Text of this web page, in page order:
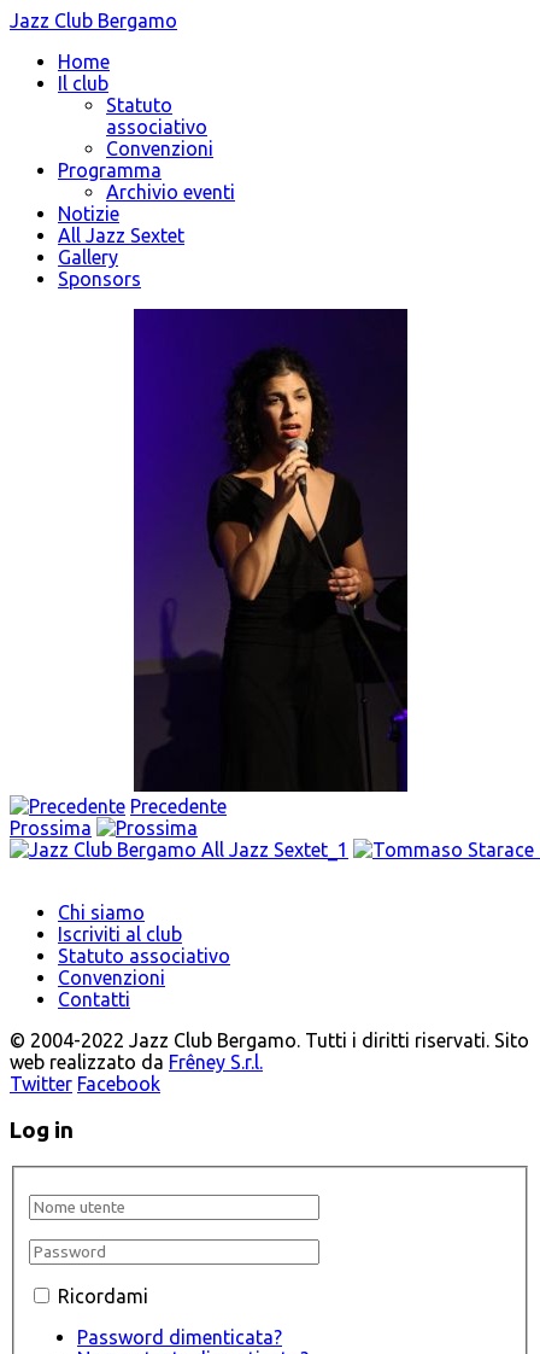
Jazz Club Bergamo
Home
Il club
Statuto
associativo
Convenzioni
Programma
Archivio eventi
Notizie
All Jazz Sextet
Gallery
Sponsors
Precedente
Prossima
Chi siamo
Iscriviti al club
Statuto associativo
Convenzioni
Contatti
© 2004-2022 Jazz Club Bergamo. Tutti i diritti riservati. Sito
web realizzato da Frêney S.r.l.
Twitter Facebook
Log in
Ricordami
Password dimenticata?